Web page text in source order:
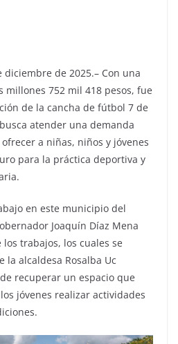
diciembre de 2025.– Con una
millones 752 mil 418 pesos, fue
de la cancha de fútbol 7 de
atender una demanda
a niñas, niños y jóvenes
para la práctica deportiva y
en este municipio del
Joaquín Díaz Mena
trabajos, los cuales se
la alcaldesa Rosalba Uc
recuperar un espacio que
jóvenes realizar actividades